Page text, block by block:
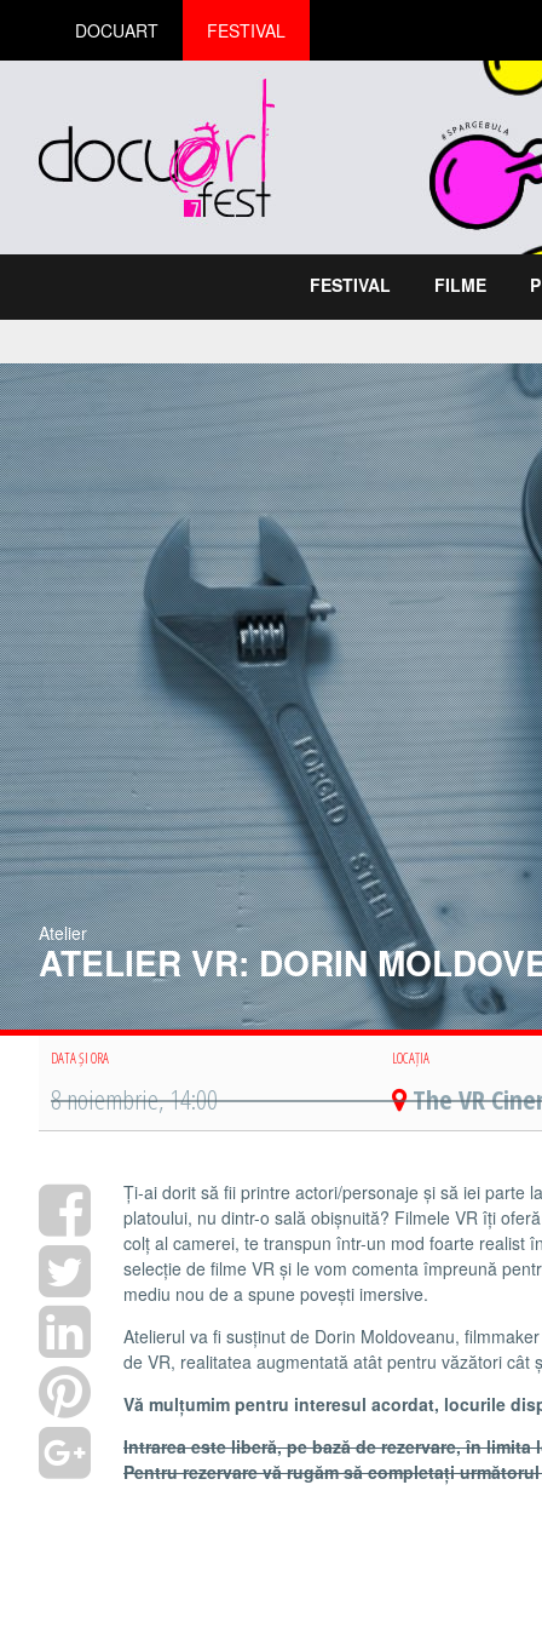
DOCUART FESTIVAL
FESTIVAL FILME
Atelier
ATELIER VR: DORIN
DATA ȘI ORA LOCAȚIA
8 noiembrie, 14:00 The VR
Ți-ai dorit să fii printre actori/personaje și să iei parte
platoului, nu dintr-o sală obișnuită? Filmele VR îți
colț al camerei, te transpun într-un mod foarte realist
selecție de filme VR și le vom comenta împreună
mediu nou de a spune povești imersive.
Atelierul va fi susținut de Dorin Moldoveanu,
de VR, realitatea augmentată atât pentru văzători cât
Vă mulțumim pentru interesul acordat, locurile
Intrarea este liberă, pe bază de rezervare, în
Pentru rezervare vă rugăm să completați